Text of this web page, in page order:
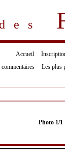
Accueil
Les plus
Photo 1/1